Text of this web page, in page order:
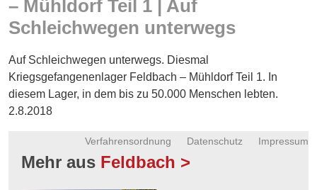
Energie
gfrogt
Zonen
Podcast
– Mühldorf Teil 1 | Auf
Schleichwegen unterwegs
Auf Schleichwegen unterwegs. Diesmal
Kriegsgefangenenlager Feldbach – Mühldorf Teil 1. In
diesem Lager, in dem bis zu 50.000 Menschen lebten.
2.8.2018
Impressum
Datenschutz
Verfahrensordnung
Mehr aus Feldbach >